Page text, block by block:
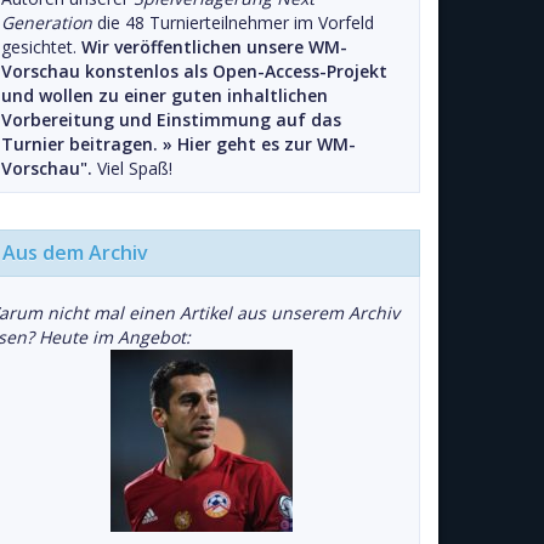
Generation die 48 Turnierteilnehmer im Vorfeld
gesichtet. Wir veröffentlichen unsere WM-
Vorschau konstenlos als Open-Access-Projekt
und wollen zu einer guten inhaltlichen
Vorbereitung und Einstimmung auf das
Turnier beitragen. » Hier geht es zur WM-
Vorschau". Viel Spaß!
Aus dem Archiv
nicht mal einen Artikel aus unserem Archiv
Heute im Angebot: